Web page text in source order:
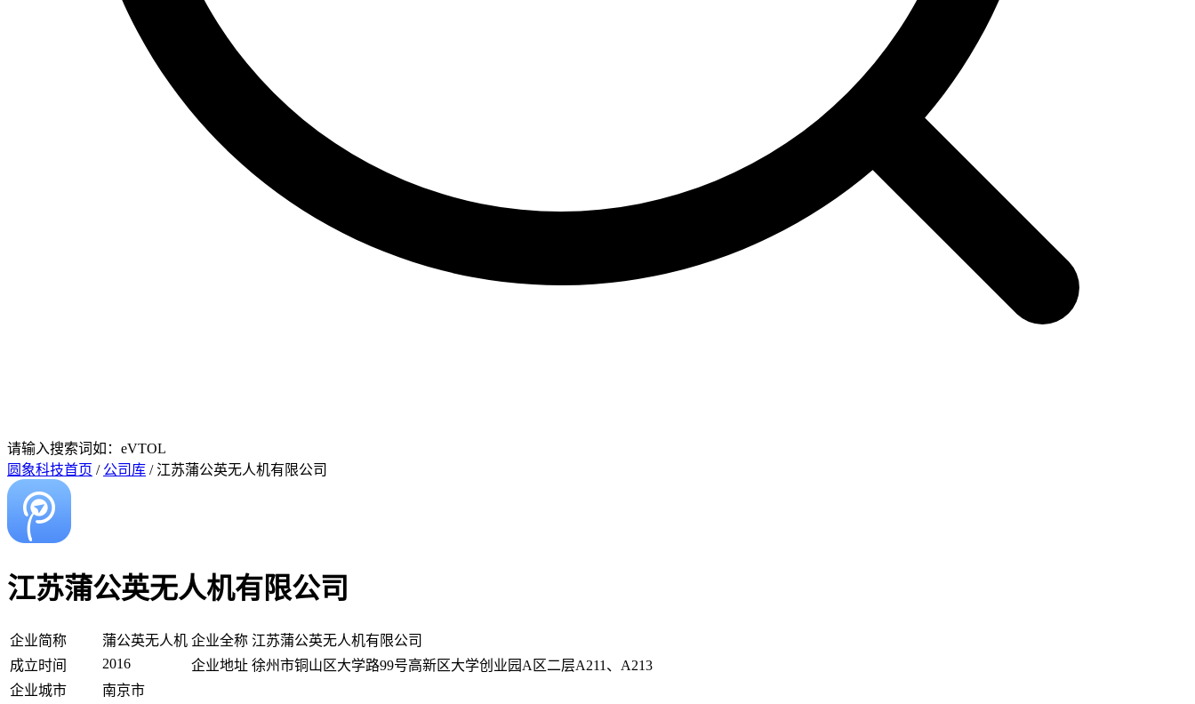
请输入搜索词如：eVTOL
圆象科技首页 / 公司库 / 江苏蒲公英无人机有限公司
江苏蒲公英无人机有限公司
企业简称 蒲公英无人机 企业全称 江苏蒲公英无人机有限公司
成立时间
2016 企业地址 徐州市铜山区大学路99号高新区大学创业园A区二层A211、A213
企业城市
南京市